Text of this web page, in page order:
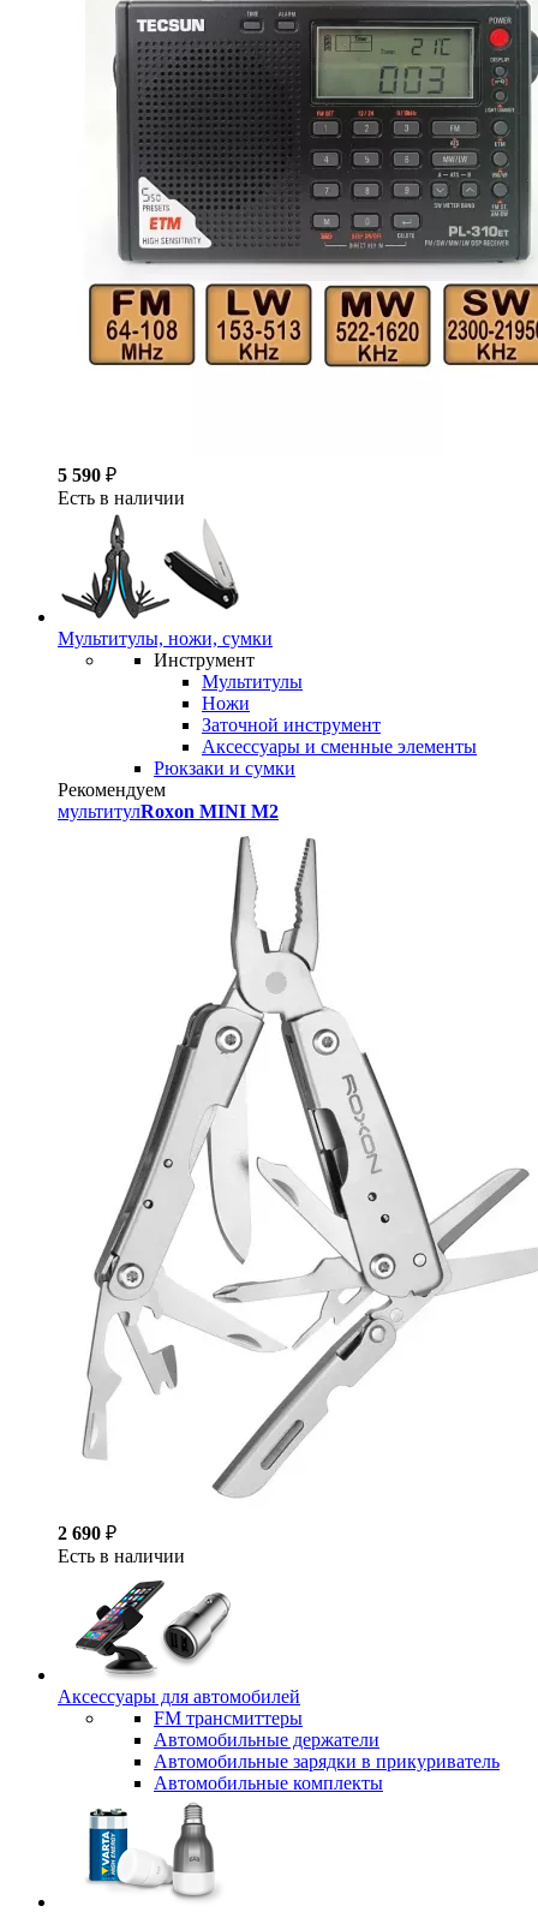
5 590 ₽
Есть в наличии
Мультитулы, ножи, сумки
Инструмент
Мультитулы
Ножи
Заточной инструмент
Аксессуары и сменные элементы
Рюкзаки и сумки
Рекомендуем
мультитулRoxon MINI M2
2 690 ₽
Есть в наличии
Аксессуары для автомобилей
FM трансмиттеры
Автомобильные держатели
Автомобильные зарядки в прикуриватель
Автомобильные комплекты